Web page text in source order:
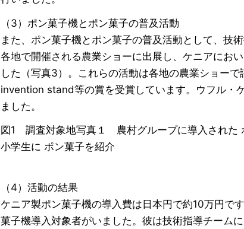
（3）ポン菓子機とポン菓子の普及活動
また、ポン菓子機とポン菓子の普及活動として、技
各地で開催される農業ショーに出展し、ケニアにお
した（写真3）。これらの活動は各地の農業ショー
invention stand等の賞を受賞しています。ウフル・
ました。
図1 調査対象地写真１ 農村グループに導入され
小学生に ポン菓子を紹介
（4）活動の結果
ケニア製ポン菓子機の導入費は日本円で約10万円で
菓子機導入対象者がいました。彼は技術指導チーム